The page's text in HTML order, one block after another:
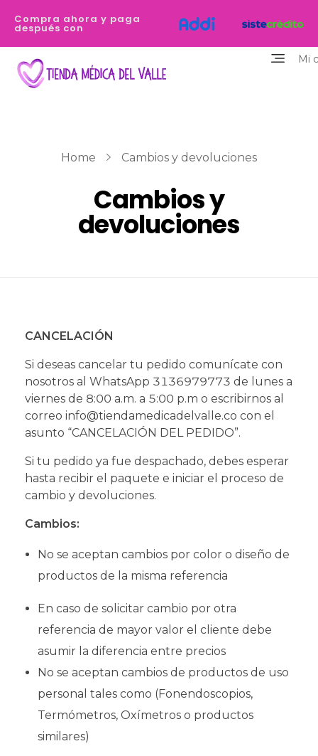
Compra ahora y paga
después con
Mi
Home Cambios y devoluciones
Cambios y
devoluciones
CANCELACIÓN
Si deseas cancelar tu pedido comunícate con
nosotros al WhatsApp 3136979773 de lunes a
viernes de 8:00 a.m. a 5:00 p.m o escribirnos al
correo info@tiendamedicadelvalle.co con el
asunto “CANCELACIÓN DEL PEDIDO”.
Si tu pedido ya fue despachado, debes esperar
hasta recibir el paquete e iniciar el proceso de
cambio y devoluciones.
Cambios:
No se aceptan cambios por color o diseño de
productos de la misma referencia
En caso de solicitar cambio por otra
referencia de mayor valor el cliente debe
asumir la diferencia entre precios
No se aceptan cambios de productos de uso
personal tales como (Fonendoscopios,
Termómetros, Oxímetros o productos
similares)